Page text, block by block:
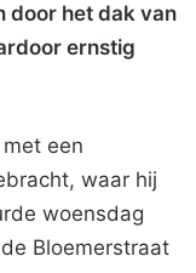
door het dak van
ernstig
een
waar hij
woensdag
Bloemerstraat